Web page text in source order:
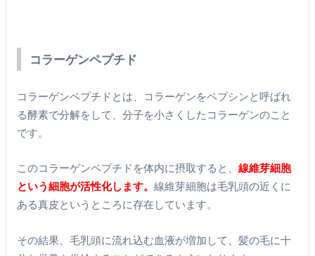
コラーゲンペプチド
コラーゲンペプチドとは、コラーゲンをペプシンと呼ばれ
る酵素で分解をして、分子を小さくしたコラーゲンのこと
です。
このコラーゲンペプチドを体内に摂取すると、 線維芽細胞
という細胞が活性化します。 線維芽細胞は毛乳頭の近くに
ある真皮というところに存在しています。
その結果、毛乳頭に流れ込む血液が増加して、髪の毛に十